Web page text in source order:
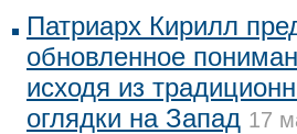
Патриарх Кирилл
обновленное
исходя из
оглядки на Запад 17